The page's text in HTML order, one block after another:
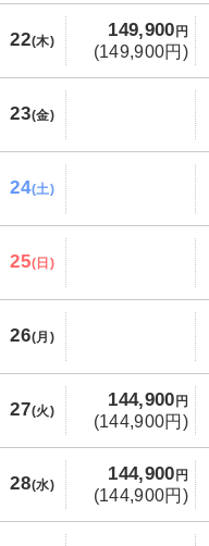
22(木)
149,900円
(149,900円)
23(金)
24(土)
25(日)
26(月)
27(火)
144,900円
(144,900円)
28(水)
144,900円
(144,900円)